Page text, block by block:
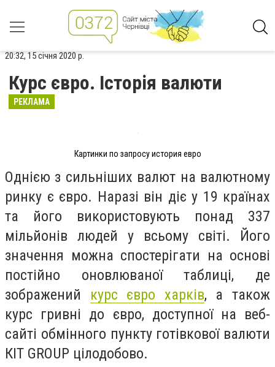
20:32, 15 січня 2020 р.
Курс євро. Історія валюти
РЕКЛАМА
Картинки по запросу история евро
Однією з сильніших валют на валютному
ринку є євро. Наразі він діє у 19 країнах
та його використовують понад 337
мільйонів людей у ​​всьому світі. Його
значення можна спостерігати на основі
постійно оновлюваної таблиці, де
зображений курс євро харків, а також
курс гривні до євро, доступної на веб-
сайті обмінного пункту готівкової валюти
КІТ GROUP цілодобово.